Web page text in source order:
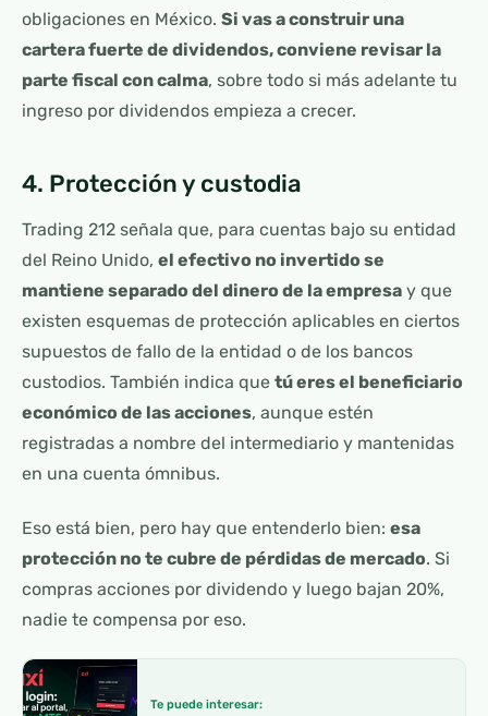
obligaciones en México. Si vas a construir una
cartera fuerte de dividendos, conviene revisar la
parte fiscal con calma, sobre todo si más adelante tu
ingreso por dividendos empieza a crecer.
4. Protección y custodia
Trading 212 señala que, para cuentas bajo su entidad
del Reino Unido, el efectivo no invertido se
mantiene separado del dinero de la empresa y que
existen esquemas de protección aplicables en ciertos
supuestos de fallo de la entidad o de los bancos
custodios. También indica que tú eres el beneficiario
económico de las acciones, aunque estén
registradas a nombre del intermediario y mantenidas
en una cuenta ómnibus.
Eso está bien, pero hay que entenderlo bien: esa
protección no te cubre de pérdidas de mercado. Si
compras acciones por dividendo y luego bajan 20%,
nadie te compensa por eso.
Te puede interesar: